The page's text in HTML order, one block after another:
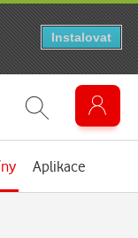
Aplikace
Instalovat